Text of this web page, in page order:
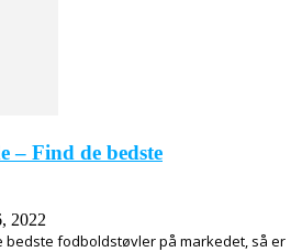
– Find de bedste
2022
bedste fodboldstøvler på markedet, så er